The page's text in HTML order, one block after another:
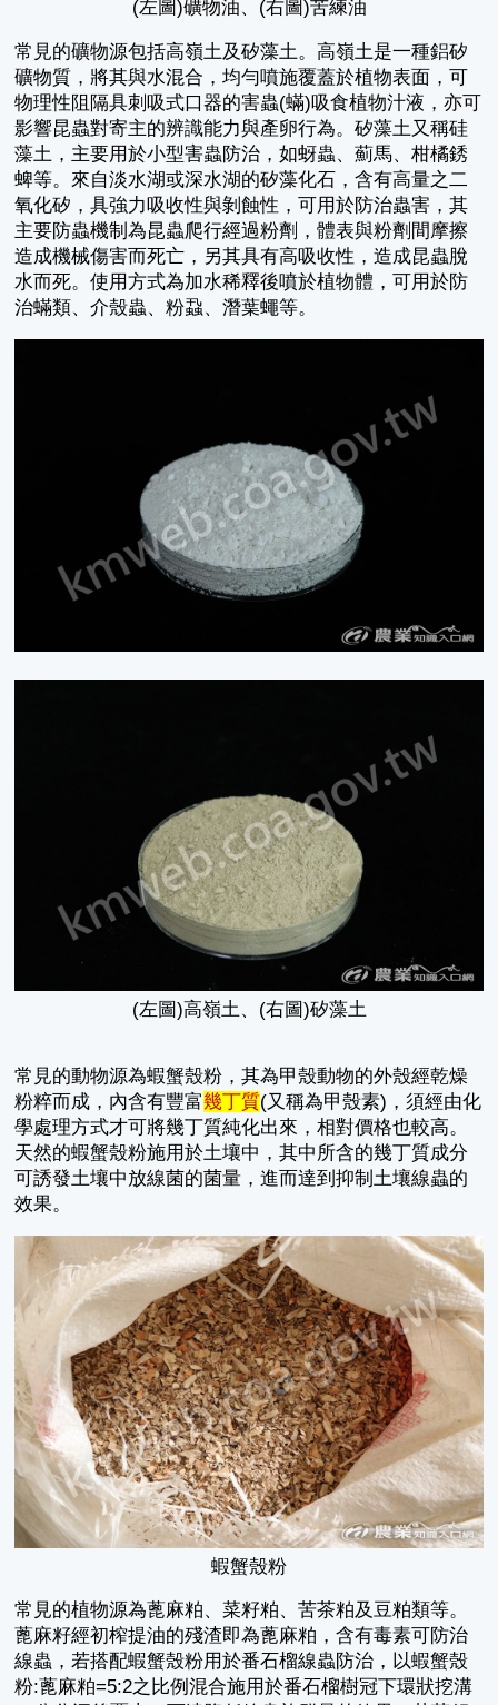
(左圖)礦物油、(右圖)苦練油
常見的礦物源包括高嶺土及矽藻土。高嶺土是一種鋁矽
礦物質，將其與水混合，均勻噴施覆蓋於植物表面，可
物理性阻隔具刺吸式口器的害蟲(蟎)吸食植物汁液，亦可
影響昆蟲對寄主的辨識能力與產卵行為。矽藻土又稱硅
藻土，主要用於小型害蟲防治，如蚜蟲、薊馬、柑橘銹
蜱等。來自淡水湖或深水湖的矽藻化石，含有高量之二
氧化矽，具強力吸收性與剝蝕性，可用於防治蟲害，其
主要防蟲機制為昆蟲爬行經過粉劑，體表與粉劑間摩擦
造成機械傷害而死亡，另其具有高吸收性，造成昆蟲脫
水而死。使用方式為加水稀釋後噴於植物體，可用於防
治蟎類、介殼蟲、粉蝨、潛葉蠅等。
(左圖)高嶺土、(右圖)矽藻土
常見的動物源為蝦蟹殼粉，其為甲殼動物的外殼經乾燥
粉粹而成，內含有豐富幾丁質(又稱為甲殼素)，須經由化
學處理方式才可將幾丁質純化出來，相對價格也較高。
天然的蝦蟹殼粉施用於土壤中，其中所含的幾丁質成分
可誘發土壤中放線菌的菌量，進而達到抑制土壤線蟲的
效果。
蝦蟹殼粉
常見的植物源為蓖麻粕、菜籽粕、苦茶粕及豆粕類等。
蓖麻籽經初榨提油的殘渣即為蓖麻粕，含有毒素可防治
線蟲，若搭配蝦蟹殼粉用於番石榴線蟲防治，以蝦蟹殼
粉:蓖麻粕=5:2之比例混合施用於番石榴樹冠下環狀挖溝